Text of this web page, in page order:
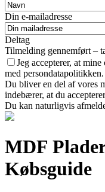
Din e-mailadresse
Deltag
Tilmelding gennemført –
Jeg accepterer, at
med persondatapolitikken.
Du bliver en del af vores
indebærer, at du
Du kan naturligvis
MDF
Købsguide